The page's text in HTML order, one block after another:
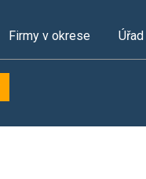
Firmy v okrese